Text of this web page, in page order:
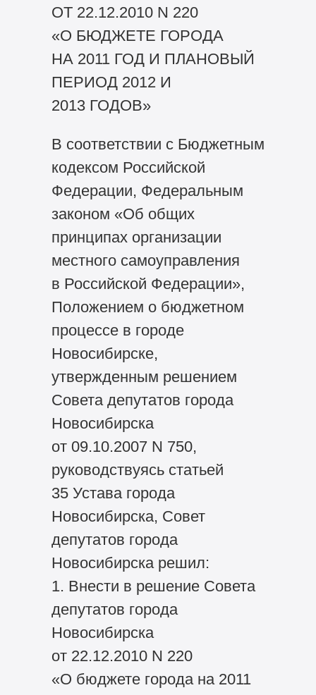
ОТ 22.12.2010 N 220
«О БЮДЖЕТЕ ГОРОДА
НА 2011 ГОД И ПЛАНОВЫЙ
ПЕРИОД 2012 И
2013 ГОДОВ»
В соответствии с Бюджетным
кодексом Российской
Федерации, Федеральным
законом «Об общих
принципах организации
местного самоуправления
в Российской Федерации»,
Положением о бюджетном
процессе в городе
Новосибирске,
утвержденным решением
Совета депутатов города
Новосибирска
от 09.10.2007 N 750,
руководствуясь статьей
35 Устава города
Новосибирска, Совет
депутатов города
Новосибирска решил:
1. Внести в решение Совета
депутатов города
Новосибирска
от 22.12.2010 N 220
«О бюджете города на 2011